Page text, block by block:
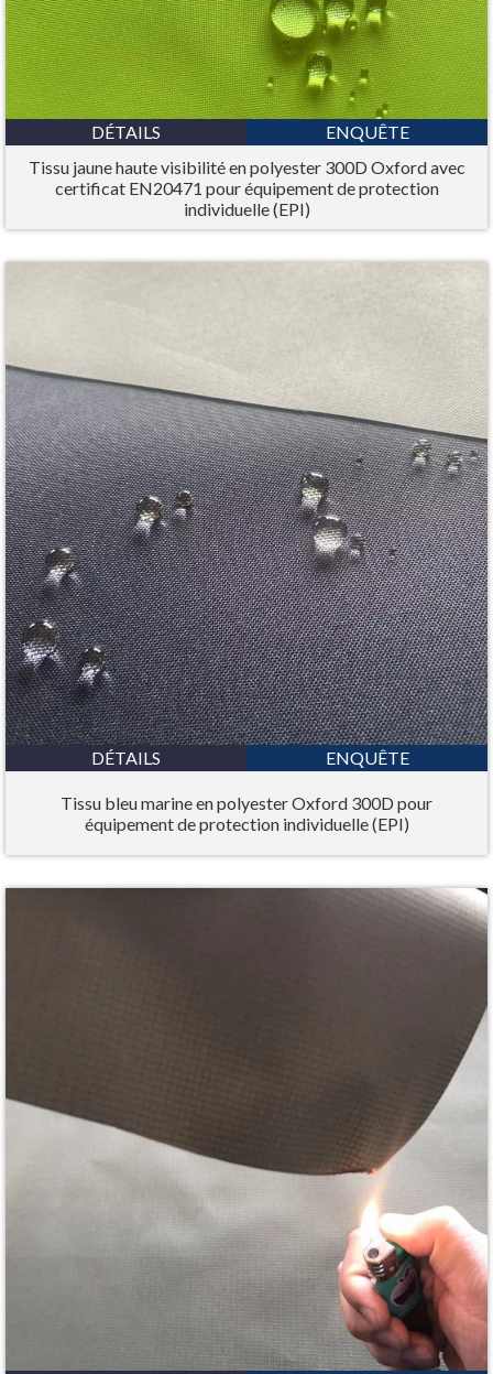
DÉTAILS
ENQUÊTE
Tissu jaune haute visibilité en polyester 300D Oxford avec
certificat EN20471 pour équipement de protection
individuelle (EPI)
DÉTAILS ENQUÊTE
Tissu bleu marine en polyester Oxford 300D pour
équipement de protection individuelle (EPI)